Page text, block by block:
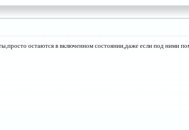
остаются в включенном состоянии,даже если под ними